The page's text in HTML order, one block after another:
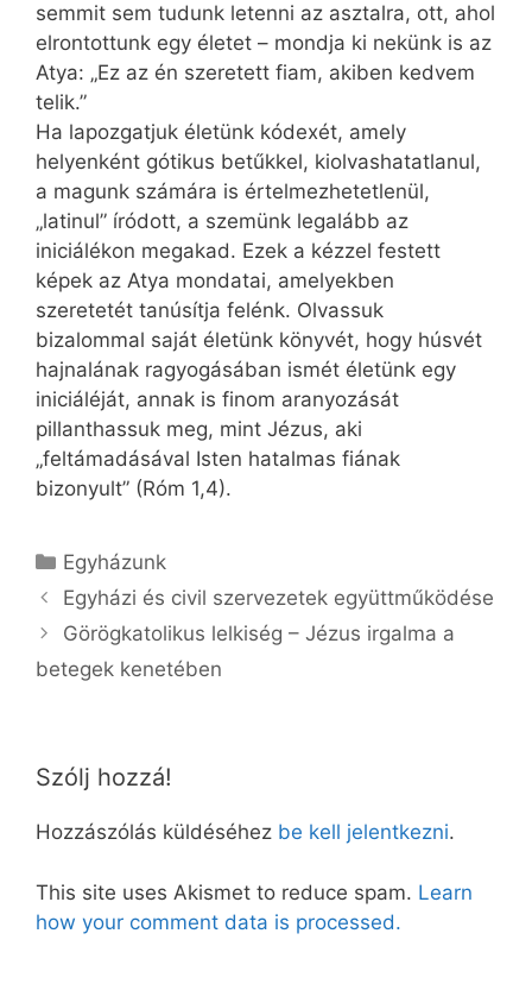
semmit sem tudunk letenni az asztalra, ott, ahol
elrontottunk egy életet – mondja ki nekünk is az
Atya: „Ez az én szeretett fiam, akiben kedvem
telik.”
Ha lapozgatjuk életünk kódexét, amely
helyenként gótikus betűkkel, kiolvashatatlanul,
a magunk számára is értelmezhetetlenül,
„latinul” íródott, a szemünk legalább az
iniciálékon megakad. Ezek a kézzel festett
képek az Atya mondatai, amelyekben
szeretetét tanúsítja felénk. Olvassuk
bizalommal saját életünk könyvét, hogy húsvét
hajnalának ragyogásában ismét életünk egy
iniciáléját, annak is finom aranyozását
pillanthassuk meg, mint Jézus, aki
„feltámadásával Isten hatalmas fiának
bizonyult” (Róm 1,4).
Kategória
Egyházunk
Egyházi és civil szervezetek együttműködése
Görögkatolikus lelkiség – Jézus irgalma a
betegek kenetében
Szólj hozzá!
Hozzászólás küldéséhez be kell jelentkezni.
This site uses Akismet to reduce spam. Learn
how your comment data is processed.